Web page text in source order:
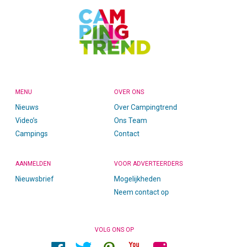
MENU
Nieuws
Video’s
Campings
OVER ONS
Over Campingtrend
Ons Team
Contact
AANMELDEN
Nieuwsbrief
VOOR ADVERTEERDERS
Mogelijkheden
Neem contact op
VOLG ONS OP